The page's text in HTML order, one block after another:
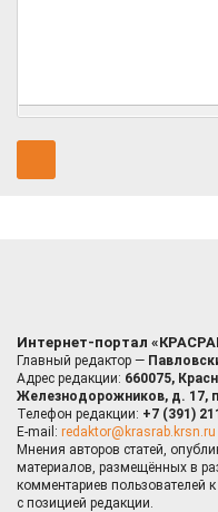
Интернет-портал
Главный редактор —
Адрес редакции: 660075,
Железнодорожников, д. 17,
Телефон редакции: +7 (391)
E-mail: redaktor@krasrab.krsn.ru
Мнения авторов статей,
материалов, размещённых в
комментариев пользователей
с позицией редакции.